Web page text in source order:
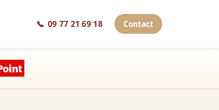
📞 09 77 21 69 18 Contact